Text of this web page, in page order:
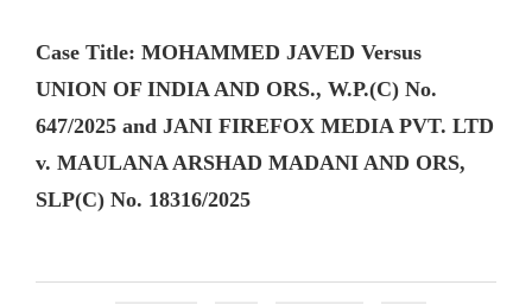
Case Title: MOHAMMED JAVED Versus
UNION OF INDIA AND ORS., W.P.(C) No.
647/2025 and JANI FIREFOX MEDIA PVT. LTD
v. MAULANA ARSHAD MADANI AND ORS,
SLP(C) No. 18316/2025